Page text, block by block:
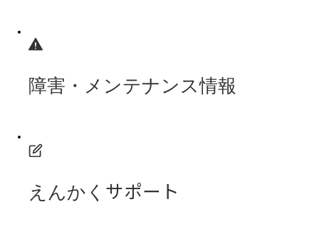
障害・メンテナンス情報
えんかくサポート